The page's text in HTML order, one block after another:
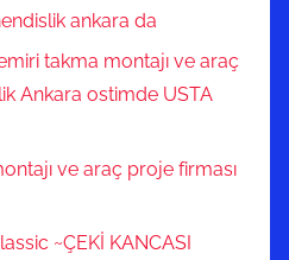
ankara da
takma montajı ve araç
Ankara ostimde USTA
ve araç proje firması
~ÇEKİ KANCASI